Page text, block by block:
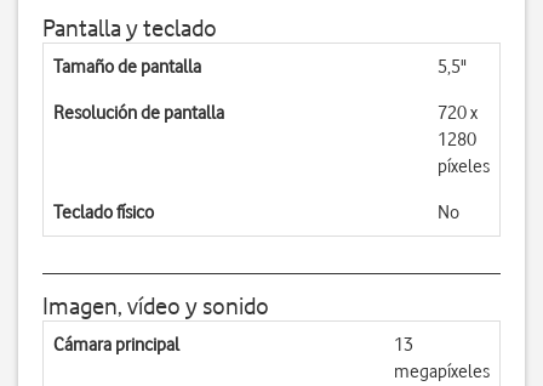
Pantalla y teclado
Tamaño de pantalla 5,5"
Resolución de pantalla
720 x
1280
píxeles
Teclado físico No
Imagen, vídeo y sonido
Cámara principal
13
megapíxeles